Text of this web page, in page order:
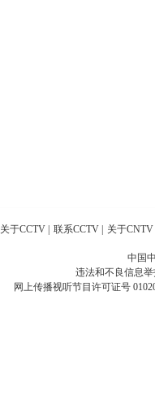
关于CCTV 联系CCTV 关于CNTV
中国
违法和不良信息举
网上传播视听节目许可证号